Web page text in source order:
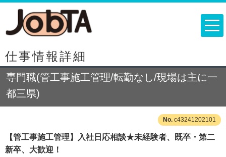
仕事情報詳細
専門職(管工事施工管理/転勤なし/現場は主に一
都三県)
c43241202101
【管工事施工管理】入社日応相談★未経験者、既卒・第二
新卒、大歓迎！